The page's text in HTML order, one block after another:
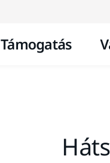
Támogatás